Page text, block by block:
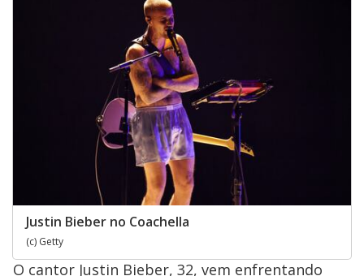
Justin Bieber no Coachella
(c) Getty
O cantor Justin Bieber, 32, vem enfrentando